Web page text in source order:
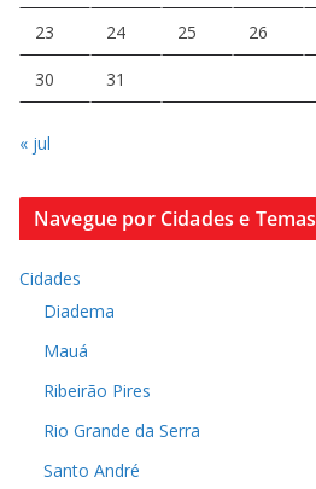
23 24 25 26
30 31
« jul
Navegue por Cidades e Temas
Cidades
Diadema
Mauá
Ribeirão Pires
Rio Grande da Serra
Santo André